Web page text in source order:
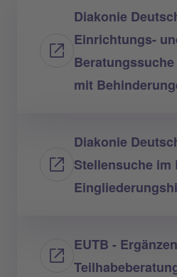
Diakonie
Einrichtungs-
mit
Diakonie
Stellensuche im
EUTB -